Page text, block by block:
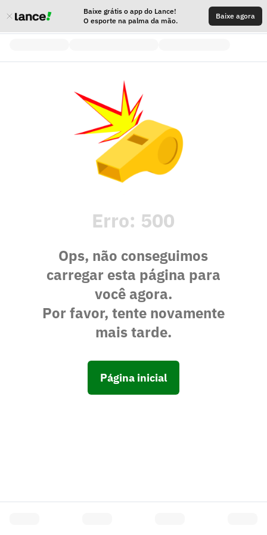
Baixe grátis o app do Lance!
O esporte na palma da mão.
Baixe agora
Erro: 500
Ops, não conseguimos
carregar esta página para
você agora.
Por favor, tente novamente
mais tarde.
Página inicial